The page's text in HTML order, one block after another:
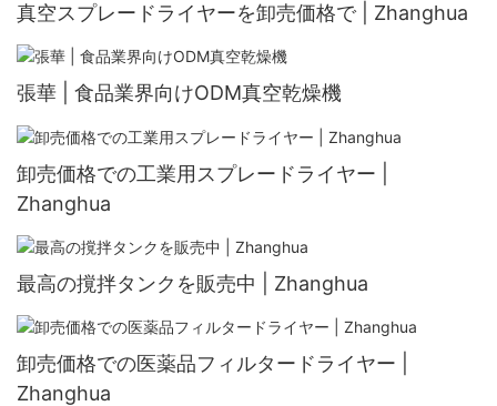
真空スプレードライヤーを卸売価格で | Zhanghua
張華 | 食品業界向けODM真空乾燥機
卸売価格での工業用スプレードライヤー |
Zhanghua
最高の撹拌タンクを販売中 | Zhanghua
卸売価格での医薬品フィルタードライヤー |
Zhanghua